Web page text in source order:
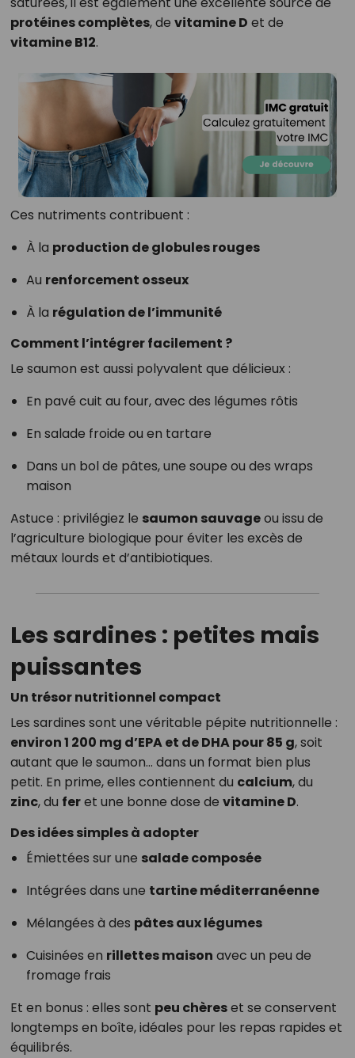
protéines complètes, de vitamine D et de
vitamine B12.
Ces nutriments contribuent :
À la production de globules rouges
Au renforcement osseux
À la régulation de l’immunité
Comment l’intégrer facilement ?
Le saumon est aussi polyvalent que délicieux :
En pavé cuit au four, avec des légumes rôtis
En salade froide ou en tartare
Dans un bol de pâtes, une soupe ou des wraps
maison
Astuce : privilégiez le saumon sauvageou issu de
l’agriculture biologique pour éviter les excès de
métaux lourds et d’antibiotiques.
Les sardines : petites mais
puissantes
Un trésor nutritionnel compact
Les sardines sont une véritable pépite nutritionnelle :
environ 1 200 mg d’EPA et de DHA pour 85 g, soit
autant que le saumon… dans un format bien plus
petit. En prime, elles contiennent du calcium, du
zinc, du feret une bonne dose de vitamine D.
Des idées simples à adopter
Émiettées sur une salade composée
Intégrées dans une tartine méditerranéenne
Mélangées à des pâtes aux légumes
Cuisinées en rillettes maison avec un peu de
fromage frais
Et en bonus : elles sont peu chèreset se conservent
longtemps en boîte, idéales pour les repas rapides et
équilibrés.